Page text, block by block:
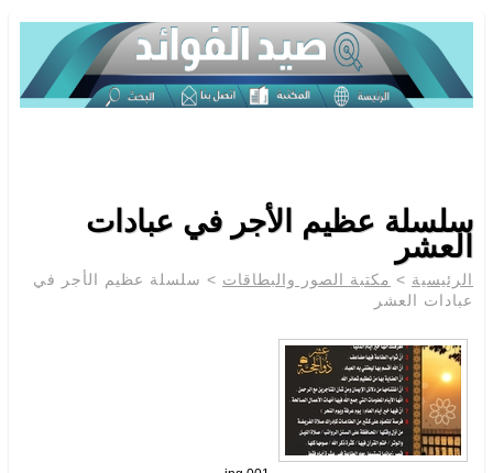
سلسلة عظيم الأجر في عبادات
العشر
الرئيسية > مكتبة الصور والبطاقات > سلسلة عظيم الأجر في
عبادات العشر